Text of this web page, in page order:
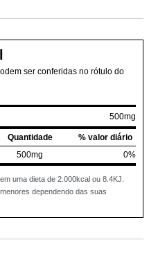
ser conferidas no rótulo do
500mg
Quantidade
% valor diário
500mg 0%
uma dieta de 2.000kcal ou 8.4KJ.
dependendo das suas